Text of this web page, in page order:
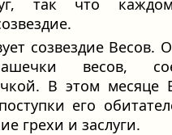
так что
созвездие Весов.
весов,
В этом месяце
его
грехи и заслуги.